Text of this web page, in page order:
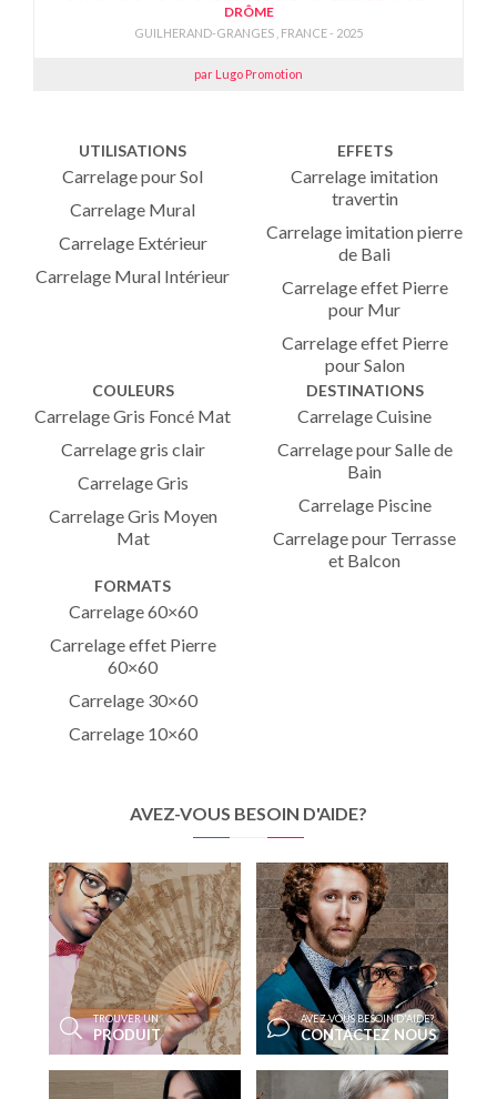
DRÔME
GUILHERAND-GRANGES , FRANCE - 2025
par Lugo Promotion
UTILISATIONS
Carrelage pour Sol
Carrelage Mural
Carrelage Extérieur
Carrelage Mural Intérieur
EFFETS
Carrelage imitation
travertin
Carrelage imitation pierre
de Bali
Carrelage effet Pierre
pour Mur
Carrelage effet Pierre
pour Salon
COULEURS
Carrelage Gris Foncé Mat
Carrelage gris clair
Carrelage Gris
Carrelage Gris Moyen
Mat
DESTINATIONS
Carrelage Cuisine
Carrelage pour Salle de
Bain
Carrelage Piscine
Carrelage pour Terrasse
et Balcon
FORMATS
Carrelage 60×60
Carrelage effet Pierre
60×60
Carrelage 30×60
Carrelage 10×60
AVEZ-VOUS BESOIN D'AIDE?
TROUVER UN
PRODUIT
AVEZ-VOUS BESOIN D'AIDE?
CONTACTEZ NOUS